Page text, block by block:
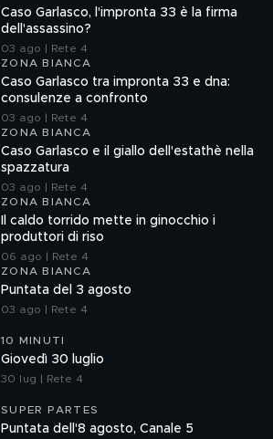
Caso Garlasco, l'impronta 33 è la firma
dell'assassino?
03 ago | Rete 4
ZONA BIANCA
Caso Garlasco tra impronta 33 e dna:
consulenze a confronto
03 ago | Rete 4
ZONA BIANCA
Caso Garlasco e il giallo dell'estathè nella
spazzatura
03 ago | Rete 4
ZONA BIANCA
Il caldo torrido mette in ginocchio i
produttori di riso
06 ago | Rete 4
ZONA BIANCA
Puntata del 3 agosto
03 ago | Rete 4
10 MINUTI
Giovedì 30 luglio
30 lug | Rete 4
SUPER PARTES
Puntata dell'8 agosto, Canale 5